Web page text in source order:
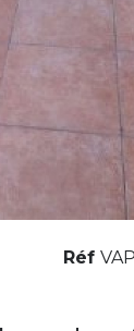
Réf